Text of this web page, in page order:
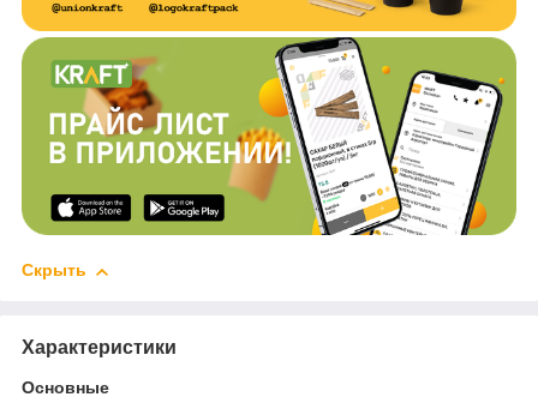
Скрыть
Характеристики
Основные